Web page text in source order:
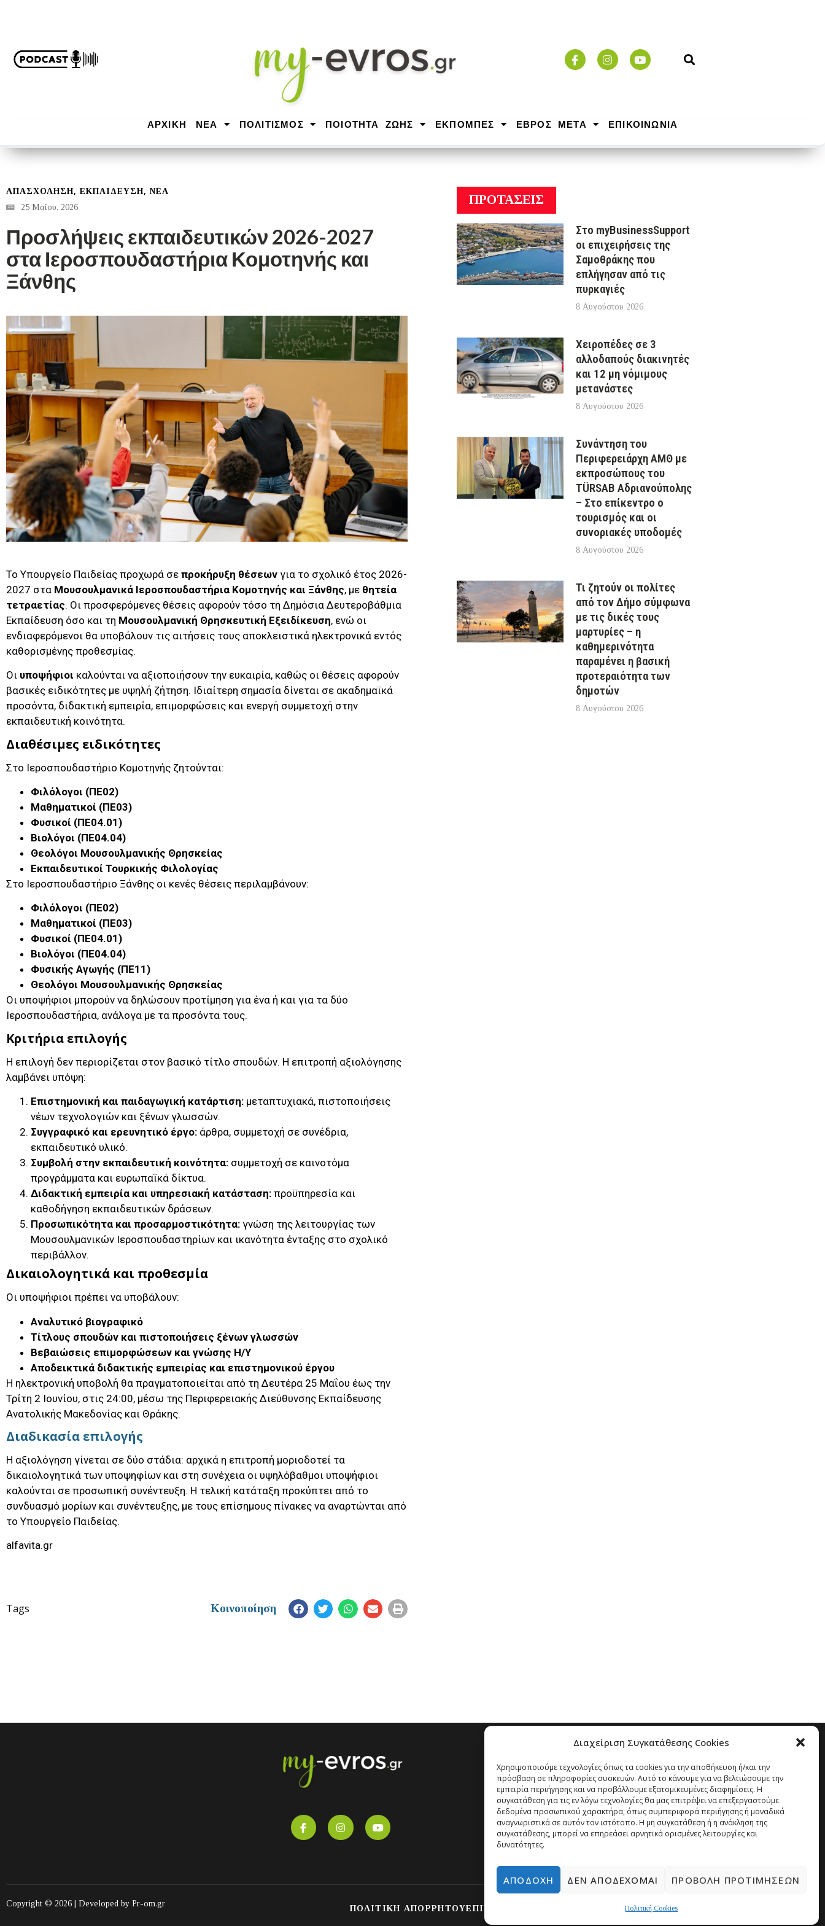
Διαχείριση Συγκατάθεσης Cookies
Χρησιμοποιούμε τεχνολογίες όπως τα cookies για την αποθήκευση ή/και την
πρόσβαση σε πληροφορίες συσκευών. Αυτό το κάνουμε για να βελτιώσουμε την
εμπειρία περιήγησης και να προβάλλουμε εξατομικευμένες διαφημίσεις. Η
συγκατάθεση για τις εν λόγω τεχνολογίες θα μας επιτρέψει να επεξεργαστούμε
δεδομένα προσωπικού χαρακτήρα, όπως συμπεριφορά περιήγησης ή μοναδικά
αναγνωριστικά σε αυτόν τον ιστότοπο. Η μη συγκατάθεση ή η ανάκληση της
συγκατάθεσης, μπορεί να επηρεάσει αρνητικά ορισμένες λειτουργίες και
δυνατότητες.
ΑΠΟΔΟΧΉ ΔΕΝ ΑΠΟΔΈΧΟΜΑΙ ΠΡΟΒΟΛΉ ΠΡΟΤΙΜΉΣΕΩΝ
Πολιτική Cookies
ΑΡΧΙΚΉ ΝΕΑ ΠΟΛΙΤΙΣΜΟΣ ΠΟΙΟΤΗΤΑ ΖΩΗΣ ΕΚΠΟΜΠΕΣ ΕΒΡΟΣ ΜΕΤΑ ΕΠΙΚΟΙΝΩΝΙΑ
ΑΠΑΣΧΟΛΗΣΗ,ΕΚΠΑΙΔΕΥΣΗ, ΝΕΑ
25 Μαΐου, 2026
Προσλήψεις εκπαιδευτικών 2026-2027
στα Ιεροσπουδαστήρια Κομοτηνής και
Ξάνθης
Το Υπουργείο Παιδείας προχωρά σε προκήρυξη θέσεων για το σχολικό έτος 2026-
2027 στα Μουσουλμανικά Ιεροσπουδαστήρια Κομοτηνής και Ξάνθης, με θητεία
τετραετίας. Οι προσφερόμενες θέσεις αφορούν τόσο τη Δημόσια Δευτεροβάθμια
Εκπαίδευση όσο και τη Μουσουλμανική Θρησκευτική Εξειδίκευση, ενώ οι
ενδιαφερόμενοι θα υποβάλουν τις αιτήσεις τους αποκλειστικά ηλεκτρονικά εντός
καθορισμένης προθεσμίας.
Οι υποψήφιοι καλούνται να αξιοποιήσουν την ευκαιρία, καθώς οι θέσεις αφορούν
βασικές ειδικότητες με υψηλή ζήτηση. Ιδιαίτερη σημασία δίνεται σε ακαδημαϊκά
προσόντα, διδακτική εμπειρία, επιμορφώσεις και ενεργή συμμετοχή στην
εκπαιδευτική κοινότητα.
Διαθέσιμες ειδικότητες
Στο Ιεροσπουδαστήριο Κομοτηνής ζητούνται:
Φιλόλογοι (ΠΕ02)
Μαθηματικοί (ΠΕ03)
Φυσικοί (ΠΕ04.01)
Βιολόγοι (ΠΕ04.04)
Θεολόγοι Μουσουλμανικής Θρησκείας
Εκπαιδευτικοί Τουρκικής Φιλολογίας
Στο Ιεροσπουδαστήριο Ξάνθης οι κενές θέσεις περιλαμβάνουν:
Φιλόλογοι (ΠΕ02)
Μαθηματικοί (ΠΕ03)
Φυσικοί (ΠΕ04.01)
Βιολόγοι (ΠΕ04.04)
Φυσικής Αγωγής (ΠΕ11)
Θεολόγοι Μουσουλμανικής Θρησκείας
Οι υποψήφιοι μπορούν να δηλώσουν προτίμηση για ένα ή και για τα δύο
Ιεροσπουδαστήρια, ανάλογα με τα προσόντα τους.
Κριτήρια επιλογής
Η επιλογή δεν περιορίζεται στον βασικό τίτλο σπουδών. Η επιτροπή αξιολόγησης
λαμβάνει υπόψη:
Επιστημονική και παιδαγωγική κατάρτιση: μεταπτυχιακά, πιστοποιήσεις
νέων τεχνολογιών και ξένων γλωσσών.
Συγγραφικό και ερευνητικό έργο: άρθρα, συμμετοχή σε συνέδρια,
εκπαιδευτικό υλικό.
Συμβολή στην εκπαιδευτική κοινότητα: συμμετοχή σε καινοτόμα
προγράμματα και ευρωπαϊκά δίκτυα.
Διδακτική εμπειρία και υπηρεσιακή κατάσταση: προϋπηρεσία και
καθοδήγηση εκπαιδευτικών δράσεων.
Προσωπικότητα και προσαρμοστικότητα: γνώση της λειτουργίας των
Μουσουλμανικών Ιεροσπουδαστηρίων και ικανότητα ένταξης στο σχολικό
περιβάλλον.
Δικαιολογητικά και προθεσμία
Οι υποψήφιοι πρέπει να υποβάλουν:
Αναλυτικό βιογραφικό
Τίτλους σπουδών και πιστοποιήσεις ξένων γλωσσών
Βεβαιώσεις επιμορφώσεων και γνώσης Η/Υ
Αποδεικτικά διδακτικής εμπειρίας και επιστημονικού έργου
Η ηλεκτρονική υποβολή θα πραγματοποιείται από τη Δευτέρα 25 Μαΐου έως την
Τρίτη 2 Ιουνίου, στις 24:00, μέσω της Περιφερειακής Διεύθυνσης Εκπαίδευσης
Ανατολικής Μακεδονίας και Θράκης.
Διαδικασία επιλογής
Η αξιολόγηση γίνεται σε δύο στάδια: αρχικά η επιτροπή μοριοδοτεί τα
δικαιολογητικά των υποψηφίων και στη συνέχεια οι υψηλόβαθμοι υποψήφιοι
καλούνται σε προσωπική συνέντευξη. Η τελική κατάταξη προκύπτει από το
συνδυασμό μορίων και συνέντευξης, με τους επίσημους πίνακες να αναρτώνται από
το Υπουργείο Παιδείας.
alfavita.gr
Tags Κοινοποίηση
ΠΡΟΤΑΣΕΙΣ
Στο myBusinessSupport
οι επιχειρήσεις της
Σαμοθράκης που
επλήγησαν από τις
πυρκαγιές
8 Αυγούστου 2026
Χειροπέδες σε 3
αλλοδαπούς διακινητές
και 12 μη νόμιμους
μετανάστες
8 Αυγούστου 2026
Συνάντηση του
Περιφερειάρχη ΑΜΘ με
εκπροσώπους του
TÜRSAB Αδριανούπολης
– Στο επίκεντρο ο
τουρισμός και οι
συνοριακές υποδομές
8 Αυγούστου 2026
Τι ζητούν οι πολίτες
από τον Δήμο σύμφωνα
με τις δικές τους
μαρτυρίες – η
καθημερινότητα
παραμένει η βασική
προτεραιότητα των
δημοτών
8 Αυγούστου 2026
Copyright © 2026 | Developed by Pr-om.gr ΠΟΛΙΤΙΚΗ ΑΠΟΡΡΗΤΟΥΕΠΙΚΟΙΝΩΝΙΑ